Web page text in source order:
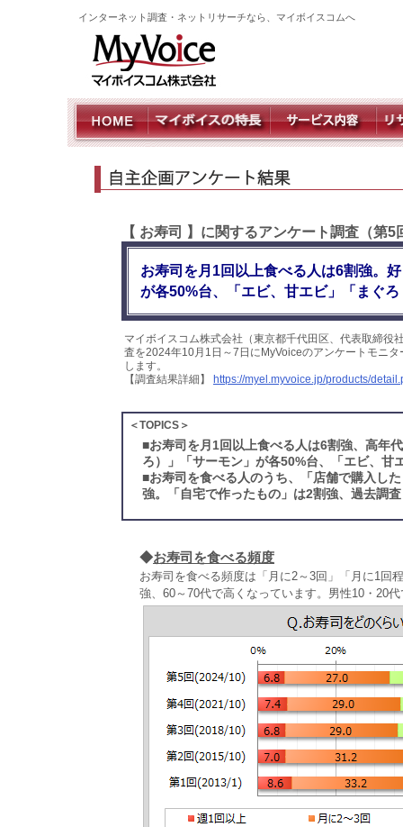
インターネット調査・ネットリサーチなら、マイボイスコムへ
【 お寿司 】に関するアンケート調査（第5
お寿司を月1回以上食べる人は6割強。
が各50%台、「エビ、甘エビ」「まぐ
マイボイスコム株式会社（東京都千代田区、代表取締
査を2024年10月1日～7日にMyVoiceのアンケートモニ
します。
【調査結果詳細】
https://myel.myvoice.jp/products/
＜TOPICS＞
■お寿司を月1回以上食べる人は6割強、高年
ろ）」「サーモン」が各50%台、「エビ、甘
■お寿司を食べる人のうち、「店舗で購入し
強。「自宅で作ったもの」は2割強、過去調
◆お寿司を食べる頻度
お寿司を食べる頻度は「月に2～3回」「月に1回
強、60～70代で高くなっています。男性10・20